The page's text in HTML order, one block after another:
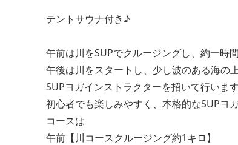
テントサウナ付き♪
午前は川をSUPでクルージングし、約一時
午後は川をスタートし、少し波のある海の
SUPヨガインストラクターを招いて行います
初心者でも楽しみやすく、本格的なSUPヨ
コースは
午前【川コースクルージング約1キロ】